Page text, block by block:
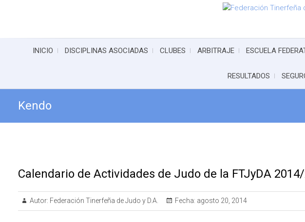
INICIO DISCIPLINAS ASOCIADAS CLUBES ARBITRAJE ESCUELA
RESULTADOS
Kendo
Calendario de Actividades de Judo de la FTJyDA
Autor: Federación Tinerfeña de Judo y D.A. Fecha: agosto 20, 2014